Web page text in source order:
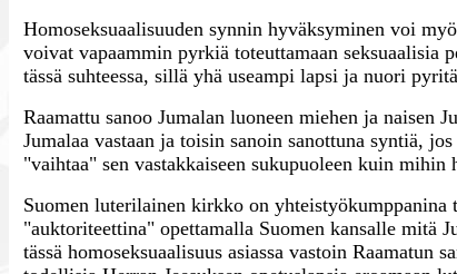
Homoseksuaalisuuden synnin hyväksyminen voi
voivat vapaammin pyrkiä toteuttamaan seksuaalisia
tässä suhteessa, sillä yhä useampi lapsi ja nuori
Raamattu sanoo Jumalan luoneen miehen ja naisen
Jumalaa vastaan ja toisin sanoin sanottuna syntiä,
"vaihtaa" sen vastakkaiseen sukupuoleen kuin mihin
Suomen luterilainen kirkko on
"auktoriteettina" opettamalla Suomen kansalle mitä
tässä homoseksuaalisuus asiassa vastoin